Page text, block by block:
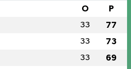
O P
33 77
33 73
33 69